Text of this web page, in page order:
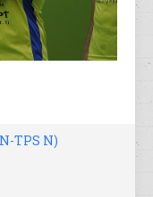
TPS N)